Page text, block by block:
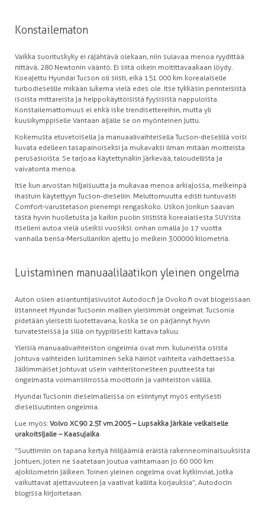
Konstailematon
Vaikka suorituskyky ei räjähtävä olekaan, niin sulavaa menoa ryydittää
riittävä, 280 Newtonin vääntö. Ei siitä oikein moitittavaakaan löydy.
Koeajettu Hyundai Tucson oli siisti, eikä 151 000 km korealaiselle
turbodieselille mikään lukema vielä edes ole. Itse tykkäsin perinteisistä
isoista mittareista ja helppokäyttöisistä fyysisistä nappuloista.
Konstailemattomuus ei ehkä iske trendisettereihin, mutta yli
kuusikymppiselle Vantaan äijälle se on myönteinen juttu.
Kokemusta etuvetoisella ja manuaalivaihteisella Tucson-dieselillä voisi
kuvata edelleen tasapainoiseksi ja mukavaksi ilman mitään moitteista
perusasioista. Se tarjoaa käytettynäkin järkevää, taloudellista ja
vaivatonta menoa.
Itse kun arvostan hiljaisuutta ja mukavaa menoa arkiajossa, melkeinpä
ihastuin käytettyyn Tucson-dieseliin. Meluttomuutta edisti tuntuvasti
Comfort-varustetason pienempi rengaskoko. Uskon jonkun saavan
tästä hyvin huolletusta ja kaikin puolin siististä korealaisesta SUV:ista
itselleni autoa vielä useiksi vuosiksi: onhan omalla jo 17 vuotta
vanhalla bensa-Mersullanikin ajettu jo melkein 300 000 kilometriä.
Luistaminen manuaalilaatikon yleinen ongelma
Auton osien asiantuntijasivustot Autodoc.fi ja Ovoko.fi ovat blogeissaan
listanneet Hyundai Tucsonin mallien yleisimmät ongelmat. Tucsonia
pidetään yleisesti luotettavana, koska se on pärjännyt hyvin
turvatesteissä ja sillä on tyypillisesti kattava takuu.
Yleisiä manuaalivaihteiston ongelmia ovat mm. kuluneista osista
johtuva vaihteiden luistaminen sekä häiriöt vaihteita vaihdettaessa.
Jälkimmäiset johtuvat usein vaihteistonesteen puutteesta tai
ongelmasta voimansiirrossa moottorin ja vaihteiston välillä.
Hyundai Tucsonin dieselmalleissa on esiintynyt myös erityisesti
dieselsuutinten ongelmia.
Lue myös: Volvo XC90 2.5T vm.2005 – Lupsakka järkäle velkaiselle
urakoitsijalle – Kaasujalka
”Suuttimiin on tapana kertyä hiilijäämiä eräistä rakenneominaisuuksista
johtuen, joten ne saatetaan joutua vaihtamaan jo 60 000 km
ajokilometrin jälkeen. Toinen yleinen ongelma ovat kytkinviat, jotka
vaikuttavat ajettavuuteen ja vaativat kalliita korjauksia”, Autodocin
blogissa kirjoitetaan.